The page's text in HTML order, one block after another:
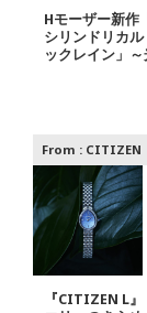
Hモーザー新作
シリンドリカ
ックレイン」
From : CITIZEN
『CITIZEN L